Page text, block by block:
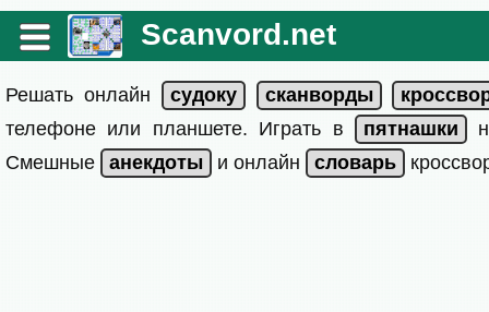
Scanvord.net
Решать онлайн
телефоне или планшете. Играть в
Смешные
и онлайн